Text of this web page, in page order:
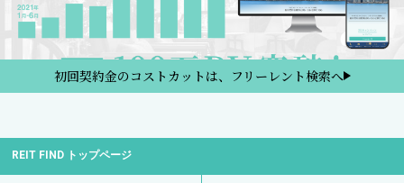
初回契約金のコストカットは、フリーレント検索へ
REIT FIND トップページ